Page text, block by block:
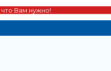
Вам нужно!